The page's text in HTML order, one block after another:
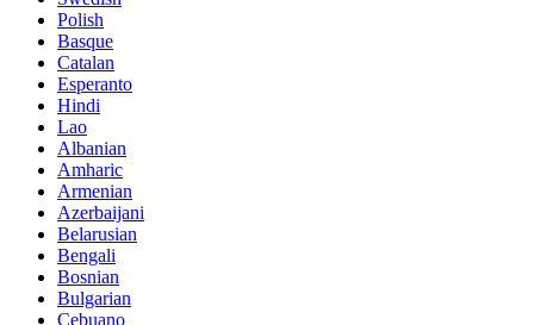
Polish
Basque
Catalan
Esperanto
Hindi
Lao
Albanian
Amharic
Armenian
Azerbaijani
Belarusian
Bengali
Bosnian
Bulgarian
Cebuano